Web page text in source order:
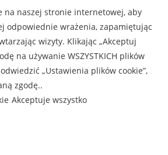
na naszej stronie internetowej, aby
odpowiednie wrażenia, zapamiętując
wizyty. Klikając „Akceptuj
na używanie WSZYSTKICH plików
„Ustawienia plików cookie”,
zgodę..
Akceptuje wszystko